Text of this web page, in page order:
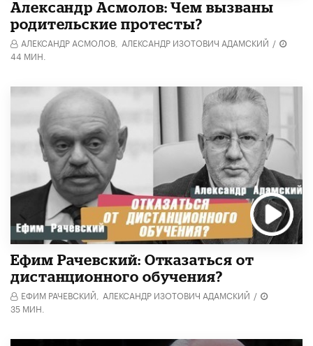
Александр Асмолов: Чем вызваны
родительские протесты?
АЛЕКСАНДР АСМОЛОВ, АЛЕКСАНДР ИЗОТОВИЧ АДАМСКИЙ /
44 МИН.
Ефим Рачевский: Отказаться от
дистанционного обучения?
ЕФИМ РАЧЕВСКИЙ, АЛЕКСАНДР ИЗОТОВИЧ АДАМСКИЙ /
35 МИН.